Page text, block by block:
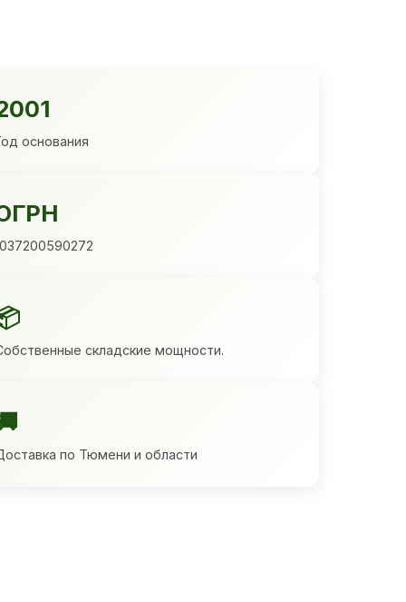
основания
складские мощности.
по Тюмени и области